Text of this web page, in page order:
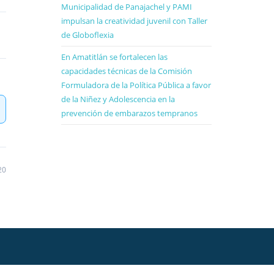
Municipalidad de Panajachel y PAMI
impulsan la creatividad juvenil con Taller
de Globoflexia
En Amatitlán se fortalecen las
capacidades técnicas de la Comisión
Formuladora de la Política Pública a favor
de la Niñez y Adolescencia en la
prevención de embarazos tempranos